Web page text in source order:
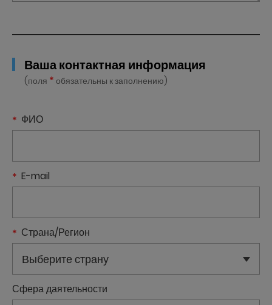
Ваша контактная информация
(поля * обязательны к заполнению)
ФИО
E-mail
Страна/Регион
Сфера даятельности